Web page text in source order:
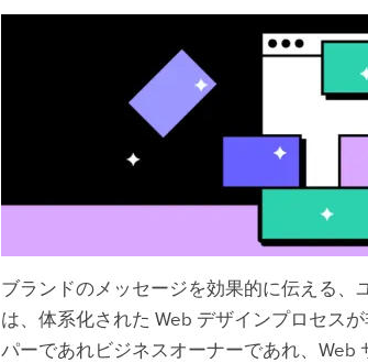
ブランドのメッセージを効果的に伝える、
は、体系化された Web デザインプロセス
パーであれビジネスオーナーであれ、Web